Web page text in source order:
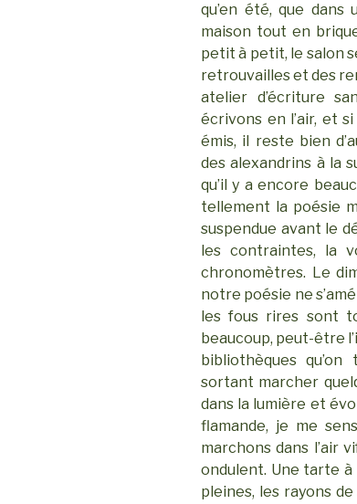
qu’en été, que dans
maison tout en
petit à petit, le salon
retrouvailles et des
atelier d’écriture
écrivons en l’air, et
émis, il reste bien
des alexandrins à la
qu’il y a encore
tellement la poésie
suspendue avant le
les contraintes, la
chronomètres. Le
notre poésie ne
les fous rires sont
beaucoup, peut-être
bibliothèques
sortant marcher
dans la lumière et
flamande, je me
marchons dans l’air
ondulent. Une tarte à
pleines, les rayons de